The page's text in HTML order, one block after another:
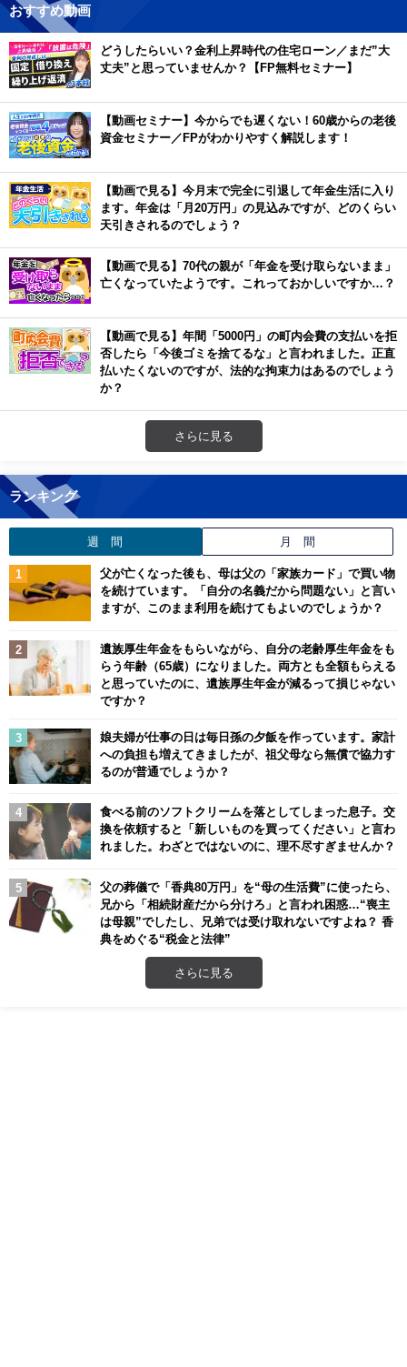
おすすめ動画
どうしたらいい？金利上昇時代の住宅ローン／まだ”大
丈夫”と思っていませんか？【FP無料セミナー】
【動画セミナー】今からでも遅くない！60歳からの老後
資金セミナー／FPがわかりやすく解説します！
【動画で見る】今月末で完全に引退して年金生活に入り
ます。年金は「月20万円」の見込みですが、どのくらい
天引きされるのでしょう？
【動画で見る】70代の親が「年金を受け取らないまま」
亡くなっていたようです。これっておかしいですか…？
【動画で見る】年間「5000円」の町内会費の支払いを拒
否したら「今後ゴミを捨てるな」と言われました。正直
払いたくないのですが、法的な拘束力はあるのでしょう
か？
さらに見る
ランキング
週 間 月 間
父が亡くなった後も、母は父の「家族カード」で買い物
を続けています。「自分の名義だから問題ない」と言い
ますが、このまま利用を続けてもよいのでしょうか？
遺族厚生年金をもらいながら、自分の老齢厚生年金をも
らう年齢（65歳）になりました。両方とも全額もらえる
と思っていたのに、遺族厚生年金が減るって損じゃない
ですか？
娘夫婦が仕事の日は毎日孫の夕飯を作っています。家計
への負担も増えてきましたが、祖父母なら無償で協力す
るのが普通でしょうか？
食べる前のソフトクリームを落としてしまった息子。交
換を依頼すると「新しいものを買ってください」と言わ
れました。わざとではないのに、理不尽すぎませんか？
父の葬儀で「香典80万円」を“母の生活費”に使ったら、
兄から「相続財産だから分けろ」と言われ困惑…“喪主
は母親”でしたし、兄弟では受け取れないですよね？ 香
典をめぐる“税金と法律”
さらに見る